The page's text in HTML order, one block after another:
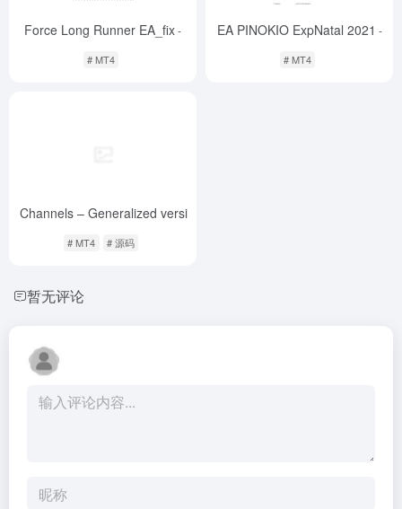
Force Long Runner EA_fix-
# MT4
EA PINOKIO ExpNatal 2021 -
# MT4
Channels – Generalized version
# MT4 # 源码
暂无评论